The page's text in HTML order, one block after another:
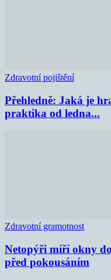
Zdravotní pojištění
Přehledně: Jaká je
praktika od ledna...
Zdravotní gramotnost
Netopýři míří okny
před pokousáním